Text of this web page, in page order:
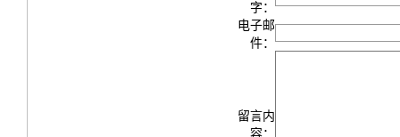
字：
电子邮
件：
留言内
容：